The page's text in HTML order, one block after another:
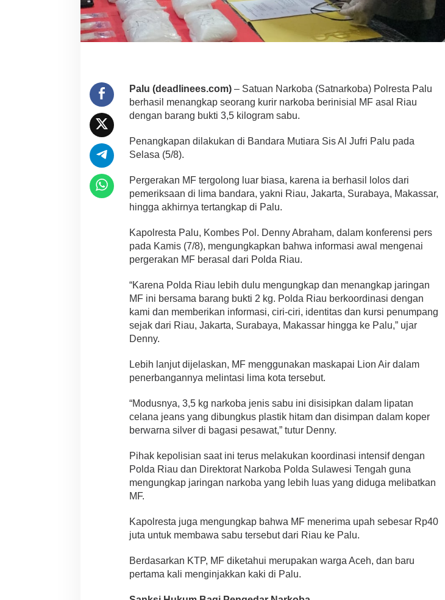
Palu (deadlinees.com)– Satuan Narkoba (Satnarkoba) Polresta Palu
berhasil menangkap seorang kurir narkoba berinisial MF asal Riau
dengan barang bukti 3,5 kilogram sabu.
Penangkapan dilakukan di Bandara Mutiara Sis Al Jufri Palu pada
Selasa (5/8).
Pergerakan MF tergolong luar biasa, karena ia berhasil lolos dari
pemeriksaan di lima bandara, yakni Riau, Jakarta, Surabaya, Makassar,
hingga akhirnya tertangkap di Palu.
Kapolresta Palu, Kombes Pol. Denny Abraham, dalam konferensi pers
pada Kamis (7/8), mengungkapkan bahwa informasi awal mengenai
pergerakan MF berasal dari Polda Riau.
“Karena Polda Riau lebih dulu mengungkap dan menangkap jaringan
MF ini bersama barang bukti 2 kg. Polda Riau berkoordinasi dengan
kami dan memberikan informasi, ciri-ciri, identitas dan kursi penumpang
sejak dari Riau, Jakarta, Surabaya, Makassar hingga ke Palu,” ujar
Denny.
Lebih lanjut dijelaskan, MF menggunakan maskapai Lion Air dalam
penerbangannya melintasi lima kota tersebut.
“Modusnya, 3,5 kg narkoba jenis sabu ini disisipkan dalam lipatan
celana jeans yang dibungkus plastik hitam dan disimpan dalam koper
berwarna silver di bagasi pesawat,” tutur Denny.
Pihak kepolisian saat ini terus melakukan koordinasi intensif dengan
Polda Riau dan Direktorat Narkoba Polda Sulawesi Tengah guna
mengungkap jaringan narkoba yang lebih luas yang diduga melibatkan
MF.
Kapolresta juga mengungkap bahwa MF menerima upah sebesar Rp40
juta untuk membawa sabu tersebut dari Riau ke Palu.
Berdasarkan KTP, MF diketahui merupakan warga Aceh, dan baru
pertama kali menginjakkan kaki di Palu.